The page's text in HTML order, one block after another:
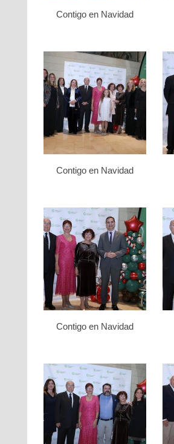
Contigo en Navidad
Contigo en Navidad
Contigo en Navidad